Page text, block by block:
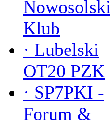
Nowosolski
Klub
· Lubelski
OT20 PZK
· SP7PKI -
Forum &